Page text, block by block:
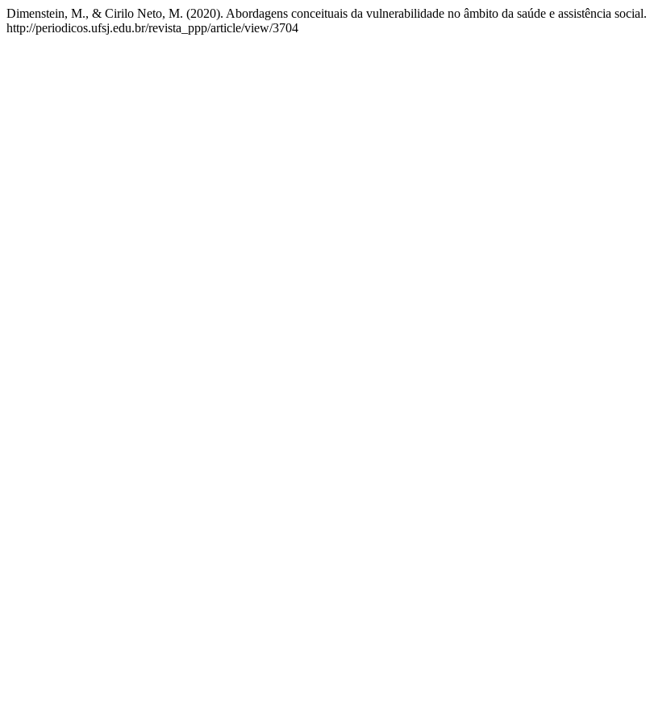
Dimenstein, M., & Cirilo Neto, M. (2020). Abordagens conceituais da vulnerabilidade no âmbito da saúde e assistência social.
http://periodicos.ufsj.edu.br/revista_ppp/article/view/3704